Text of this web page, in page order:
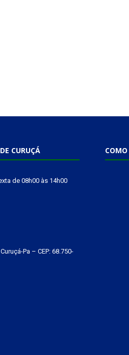
CURUÇÁ
de 08h00 às 14h00
Pa – CEP: 68.750-
COMO